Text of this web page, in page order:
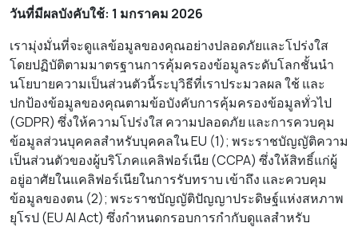
วันที่มีผลบังคับใช้: 1 มกราคม 2026
เรามุ่งมั่นที่จะดูแลข้อมูลของคุณอย่างปลอดภัยและโปร่งใส
โดยปฏิบัติตามมาตรฐานการคุ้มครองข้อมูลระดับโลกชั้นนำ
นโยบายความเป็นส่วนตัวนี้ระบุวิธีที่เราประมวลผล ใช้ และ
ปกป้องข้อมูลของคุณตามข้อบังคับการคุ้มครองข้อมูลทั่วไป
(GDPR) ซึ่งให้ความโปร่งใส ความปลอดภัย และการควบคุม
ข้อมูลส่วนบุคคลสำหรับบุคคลใน EU (1); พระราชบัญญัติความ
เป็นส่วนตัวของผู้บริโภคแคลิฟอร์เนีย (CCPA) ซึ่งให้สิทธิ์แก่ผู้
อยู่อาศัยในแคลิฟอร์เนียในการรับทราบ เข้าถึง และควบคุม
ข้อมูลของตน (2); พระราชบัญญัติปัญญาประดิษฐ์แห่งสหภาพ
ยุโรป (EU AI Act) ซึ่งกำหนดกรอบการกำกับดูแลสำหรับ